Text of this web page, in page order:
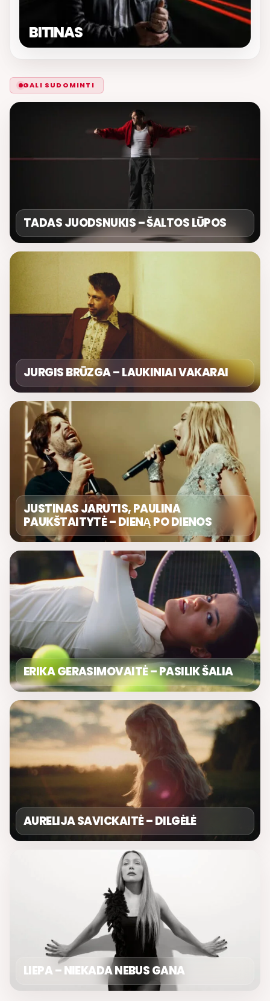
BITINAS
GALI SUDOMINTI
TADAS JUODSNUKIS – ŠALTOS LŪPOS
JURGIS BRŪZGA – LAUKINIAI VAKARAI
JUSTINAS JARUTIS, PAULINA
PAUKŠTAITYTĖ – DIENĄ PO DIENOS
ERIKA GERASIMOVAITĖ – PASILIK ŠALIA
AURELIJA SAVICKAITĖ – DILGĖLĖ
LIEPA – NIEKADA NEBUS GANA